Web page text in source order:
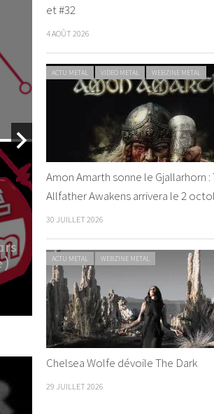
Crowbar – Symmetry in
Black
By Infected / 7 juin 2014
et #32
4 AOÛT 2026
ACTU METAL VIDEO METAL WEBZINE METAL
Amon Amarth sonne le Gjallarhorn :
Allfather Awakens arrivera le 2
30 JUILLET 2026
ACTU METAL WEBZINE METAL
Chelsea Wolfe dévoile The Dark
29 JUILLET 2026